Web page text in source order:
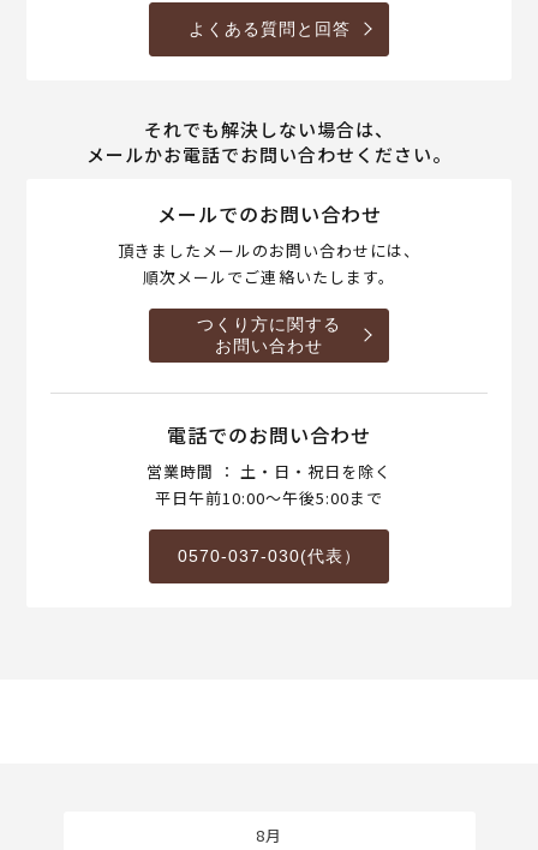
よくある質問と回答
それでも解決しない場合は、
メールかお電話でお問い合わせください。
メールでのお問い合わせ
頂きましたメールのお問い合わせには、
順次メールでご連絡いたします。
つくり方に関する
お問い合わせ
電話でのお問い合わせ
営業時間 ： 土・日・祝日を除く
平日午前10:00～午後5:00まで
0570-037-030(代表）
8月